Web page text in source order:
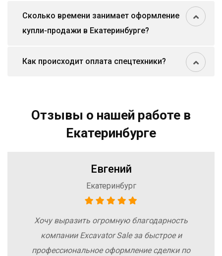
Сколько времени занимает оформление
купли-продажи в Екатеринбурге?
Как происходит оплата спецтехники?
Отзывы о нашей работе в
Екатеринбурге
Евгений
Екатеринбург
Хочу выразить огромную благодарность
компании Excavator Sale за быстрое и
профессиональное оформление сделки по